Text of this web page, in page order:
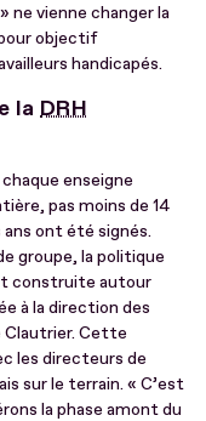
ne vienne changer la
objectif
handicapés.
la DRH
enseigne
pas moins de 14
ans ont été signés.
groupe, la politique
construite autour
à la direction des
Clautrier. Cette
les directeurs de
sur le terrain. « C’est
la phase amont du